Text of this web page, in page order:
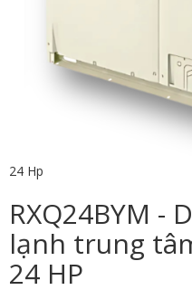
24 Hp
RXQ24BYM -
lạnh trung
24 HP